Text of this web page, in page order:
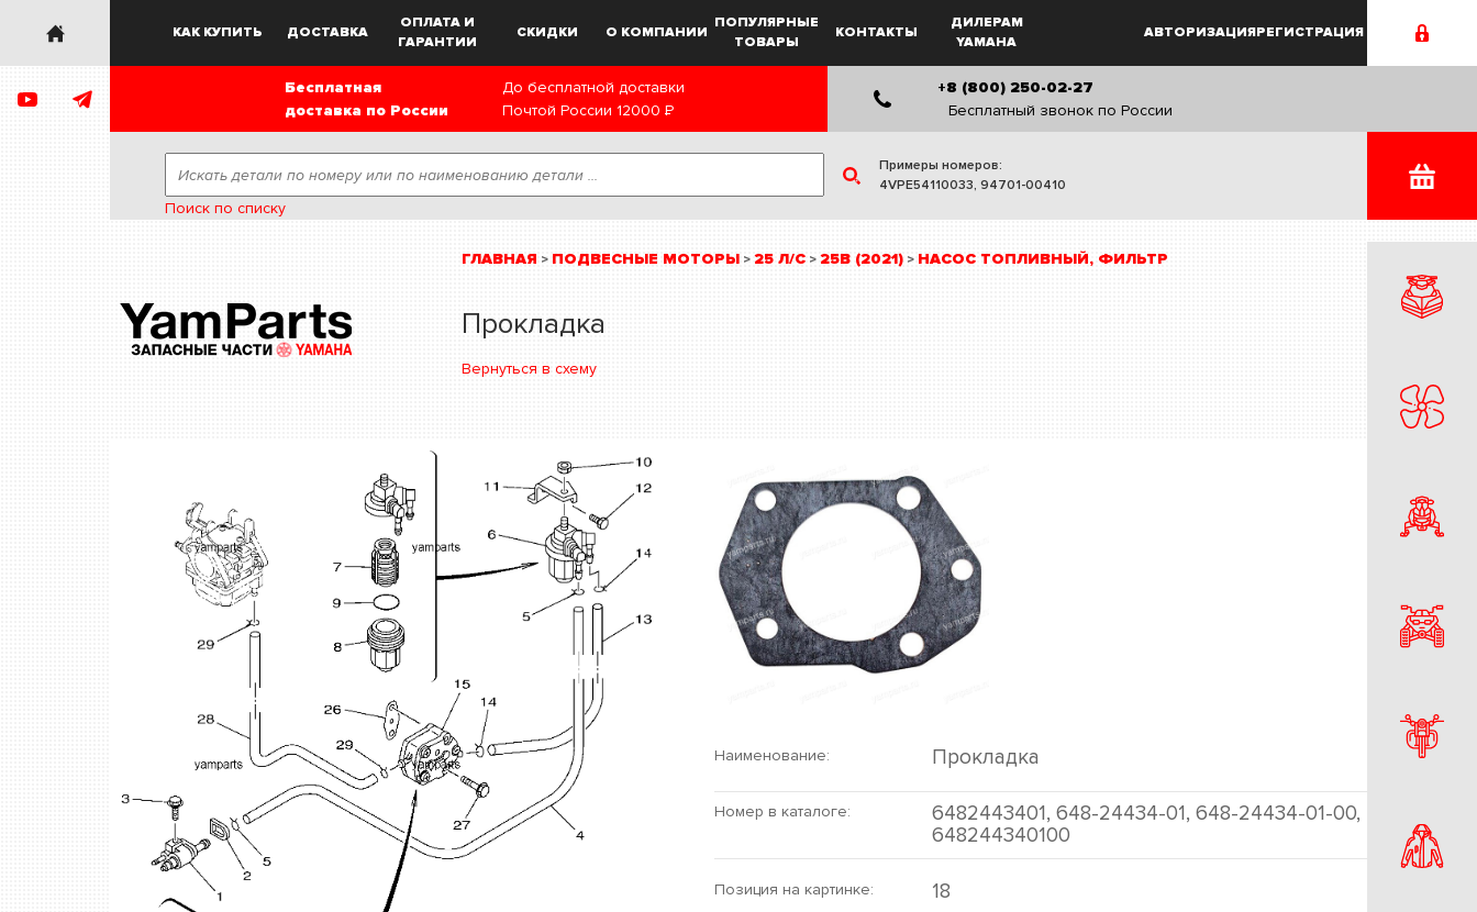
КАК КУПИТЬ ДОСТАВКА
ОПЛАТА И
ГАРАНТИИ
СКИДКИ О КОМПАНИИ
ПОПУЛЯРНЫЕ
ТОВАРЫ
КОНТАКТЫ
ДИЛЕРАМ
YAMAHA
АВТОРИЗАЦИЯРЕГИСТРАЦИЯ
Бесплатная
доставка по России
До бесплатной доставки
Почтой России 12000 Р
+8 (800) 250-02-27
Бесплатный звонок по России
Поиск по списку
Примеры номеров:
4VPE54110033, 94701-00410
ГЛАВНАЯ > ПОДВЕСНЫЕ МОТОРЫ > 25 Л/С > 25B (2021) > НАСОС ТОПЛИВНЫЙ, ФИЛЬТР
Прокладка
Вернуться в схему
Наименование: Прокладка
Номер в каталоге:
6482443401, 648-24434-01, 648-24434-01-00,
648244340100
Позиция на картинке: 18